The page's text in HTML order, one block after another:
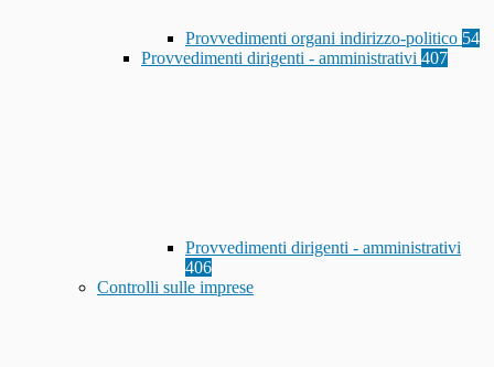
Provvedimenti organi indirizzo-politico 54
Provvedimenti dirigenti - amministrativi 407
Provvedimenti dirigenti - amministrativi
406
Controlli sulle imprese